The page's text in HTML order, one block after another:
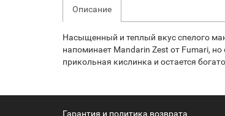
Описание
Насыщенный и теплый вкус спелого
напоминает Mandarin Zest от Fumari,
прикольная кислинка и остается
Гарантия и политика возврата